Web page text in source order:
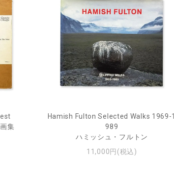
集
Hamish Fulton Selected Walks 1969-1
989
ハミッシュ・フルトン
11,000円(税込)